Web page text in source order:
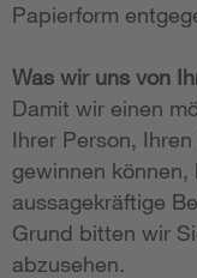
Papierform
Was wir uns von
Damit wir einen
Ihrer Person,
gewinnen
aussagekräftige
Grund bitten wir
abzusehen.